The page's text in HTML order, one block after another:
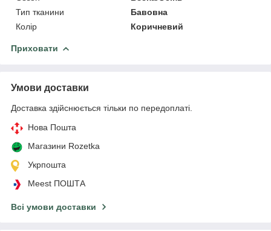
Тип тканини
Бавовна
Колір
Коричневий
Приховати
Умови доставки
Доставка здійснюється тільки по передоплаті.
Нова Пошта
Магазини Rozetka
Укрпошта
Meest ПОШТА
Всі умови доставки